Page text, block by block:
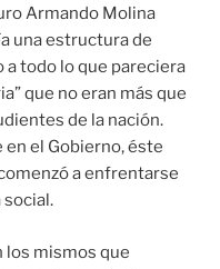
Armando Molina
una estructura de
a todo lo que pareciera
que no eran más que
de la nación.
el Gobierno, éste
a enfrentarse
social.
los mismos que